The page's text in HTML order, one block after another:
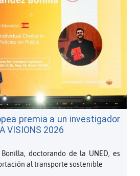
premia a un investigador
VISIONS 2026
Bonilla, doctorando de la UNED, es
al transporte sostenible